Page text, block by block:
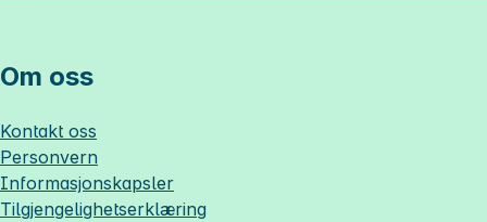
Om oss
Kontakt oss
Personvern
Informasjonskapsler
Tilgjengelighetserklæring